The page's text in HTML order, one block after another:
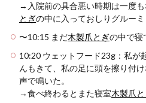
→入院前の具合悪い時期は一度
とぎの中に入っておしりグルーミ
〜10:15 まだ木製爪とぎの中で寝
10:20 ウェットフード23g：私が
んもきて、私の足に頭を擦り付
声で鳴いた。
→食べ終わるとまた寝室木製爪